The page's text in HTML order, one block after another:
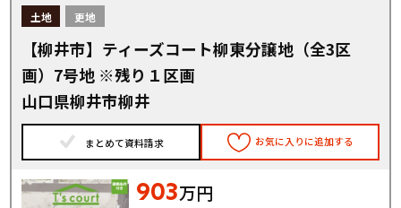
土地 更地
【柳井市】ティーズコート柳東分譲地（全3区
画）7号地 ※残り１区画
山口県柳井市柳井
まとめて資料請求 お気に入りに追加する
903万円